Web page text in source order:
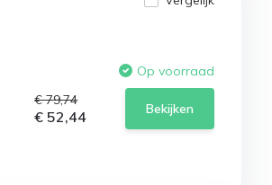
Op voorraad
€ 79,74
€ 52,44 Bekijken